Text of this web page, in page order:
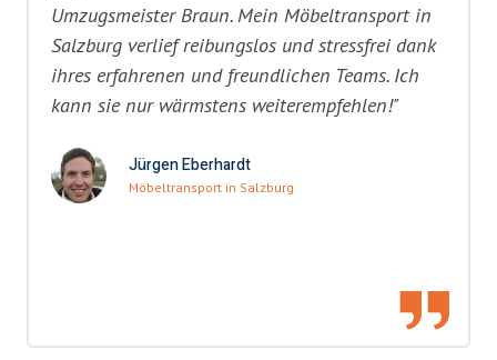
Umzugsmeister Braun. Mein Möbeltransport in
Salzburg verlief reibungslos und stressfrei dank
ihres erfahrenen und freundlichen Teams. Ich
kann sie nur wärmstens weiterempfehlen!"
Jürgen Eberhardt
Möbeltransport in Salzburg